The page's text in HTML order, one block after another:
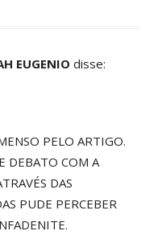
EUGENIO disse:
PELO ARTIGO.
DEBATO COM A
DAS
PUDE PERCEBER